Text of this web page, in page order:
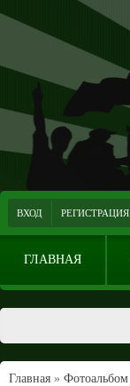
ВХОД РЕГИСТРАЦИЯ
ГЛАВНАЯ
Главная » Фотоальбом